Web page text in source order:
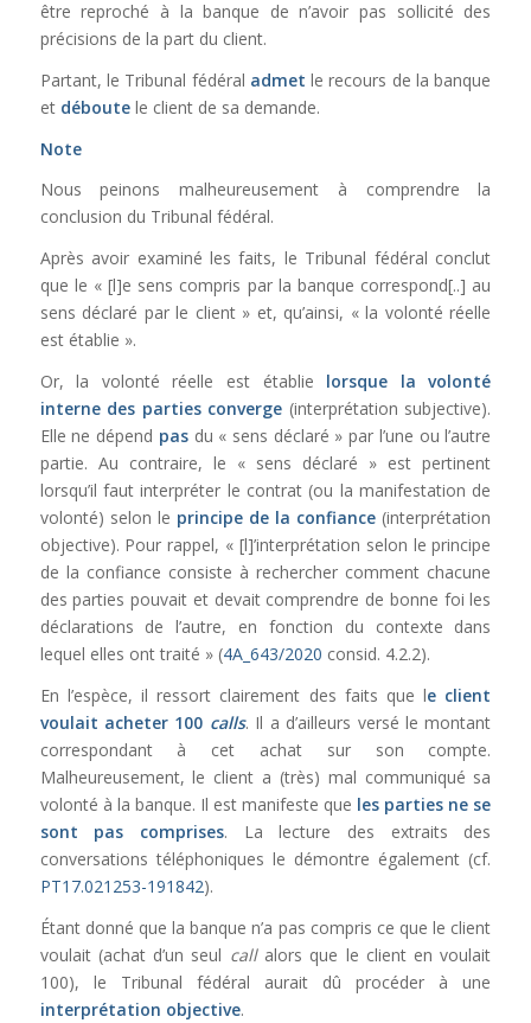
être reproché à la banque de n’avoir pas sollicité des
précisions de la part du client.
Partant, le Tribunal fédéral admet le recours de la banque
et déboutele client de sa demande.
Note
Nous peinons malheureusement à comprendre la
conclusion du Tribunal fédéral.
Après avoir examiné les faits, le Tribunal fédéral conclut
que le « [l]e sens compris par la banque correspond[..] au
sens déclaré par le client » et, qu’ainsi, « la volonté réelle
est établie ».
Or, la volonté réelle est établie lorsque la volonté
interne des parties converge (interprétation subjective).
Elle ne dépend pasdu « sens déclaré » par l’une ou l’autre
partie. Au contraire, le « sens déclaré » est pertinent
lorsqu’il faut interpréter le contrat (ou la manifestation de
volonté) selon le principe de la confiance (interprétation
objective). Pour rappel, « [l]’interprétation selon le principe
de la confiance consiste à rechercher comment chacune
des parties pouvait et devait comprendre de bonne foi les
déclarations de l’autre, en fonction du contexte dans
lequel elles ont traité » (4A_643/2020 consid. 4.2.2).
En l’espèce, il ressort clairement des faits que le client
voulait acheter 100 calls. Il a d’ailleurs versé le montant
correspondant à cet achat sur son compte.
Malheureusement, le client a (très) mal communiqué sa
volonté à la banque. Il est manifeste que les parties ne se
sont pas comprises. La lecture des extraits des
conversations téléphoniques le démontre également (cf.
PT17.021253-191842).
Étant donné que la banque n’a pas compris ce que le client
voulait (achat d’un seul callalors que le client en voulait
100), le Tribunal fédéral aurait dû procéder à une
interprétation objective.